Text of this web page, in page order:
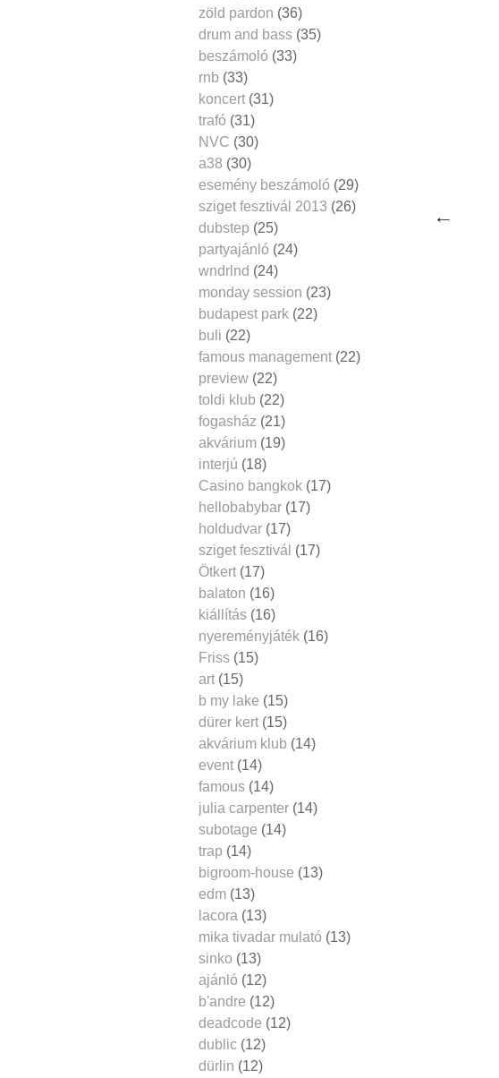
zöld pardon (36)
drum and bass (35)
beszámoló (33)
rnb (33)
koncert (31)
trafó (31)
NVC (30)
a38 (30)
esemény beszámoló (29)
sziget fesztivál 2013 (26)
dubstep (25)
partyajánló (24)
wndrlnd (24)
monday session (23)
budapest park (22)
buli (22)
famous management (22)
preview (22)
toldi klub (22)
fogasház (21)
akvárium (19)
interjú (18)
Casino bangkok (17)
hellobabybar (17)
holdudvar (17)
sziget fesztivál (17)
Ötkert (17)
balaton (16)
kiállítás (16)
nyereményjáték (16)
Friss (15)
art (15)
b my lake (15)
dürer kert (15)
akvárium klub (14)
event (14)
famous (14)
julia carpenter (14)
subotage (14)
trap (14)
bigroom-house (13)
edm (13)
lacora (13)
mika tivadar mulató (13)
sinko (13)
ajánló (12)
b'andre (12)
deadcode (12)
dublic (12)
dürlin (12)